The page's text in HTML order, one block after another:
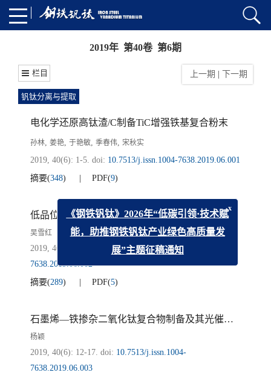
2019年 第40卷 第6期
栏目 上一期 下一期
钒钛分离与提取
电化学还原高钛渣/C制备TiC增强铁基复合粉末
孙林, 姜艳, 于艳敏, 季春伟, 宋秋实
2019, 40(6): 1-5. doi: 10.7513/j.issn.1004-7638.2019.06.001
摘要(348) PDF(9)
低品位橄辉岩型钛铁矿高效回收工艺优化
吴雪红
2019, 40(6): 6-11.
10.7513/j.issn.1004-
7638.2019.06.002
摘要(289) PDF(5)
石墨烯—铁掺杂二氧化钛复合物制备及其光催化性能
杨颖
2019, 40(6): 12-17. doi: 10.7513/j.issn.1004-
7638.2019.06.003
《钢铁钒钛》2026年“低碳引领·技术赋
能，助推钢铁钒钛产业绿色高质量发
展”主题征稿通知